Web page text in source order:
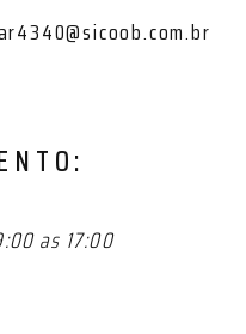
as 17:00